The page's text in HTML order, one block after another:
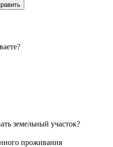
земельный участок?
проживания